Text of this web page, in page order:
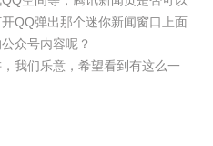
QQ弹出那个迷你新闻窗口上面
众号内容呢？
们乐意，希望看到有这么一